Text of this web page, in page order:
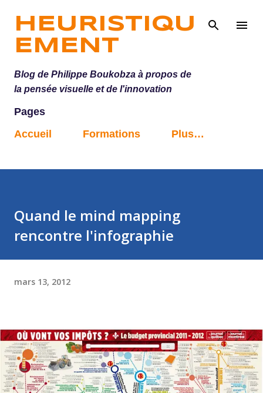
Accéder au contenu principal
HEURISTIQU
EMENT
Blog de Philippe Boukobza à propos de
la pensée visuelle et de l'innovation
Pages
Accueil
Formations Plus…
Quand le mind mapping
rencontre l'infographie
mars 13, 2012